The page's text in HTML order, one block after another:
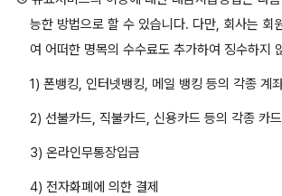
능한 방법으로 할 수 있습니다. 다만, 회사는 회
여 어떠한 명목의 수수료도 추가하여 징수하지
1) 폰뱅킹, 인터넷뱅킹, 메일 뱅킹 등의 각종 계
2) 선불카드, 직불카드, 신용카드 등의 각종 카드
3) 온라인무통장입금
4) 전자화폐에 의한 결제